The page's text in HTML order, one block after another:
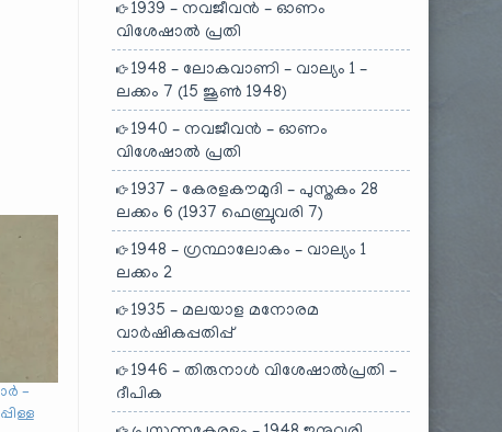
–
1939 – നവജീവൻ – ഓണം
വിശേഷാൽ പ്രതി
1948 – ലോകവാണി – വാല്യം 1 –
ലക്കം 7 (15 ജൂൺ 1948)
1940 – നവജീവൻ – ഓണം
വിശേഷാൽ പ്രതി
1937 – കേരളകൗമുദി – പുസ്തകം 28
ലക്കം 6 (1937 ഫെബ്രുവരി 7)
1948 – ഗ്രന്ഥാലോകം – വാല്യം 1
ലക്കം 2
1935 – മലയാള മനോരമ
വാർഷികപ്പതിപ്പ്
1946 – തിരുനാൾ വിശേഷാൽപ്രതി –
ദീപിക